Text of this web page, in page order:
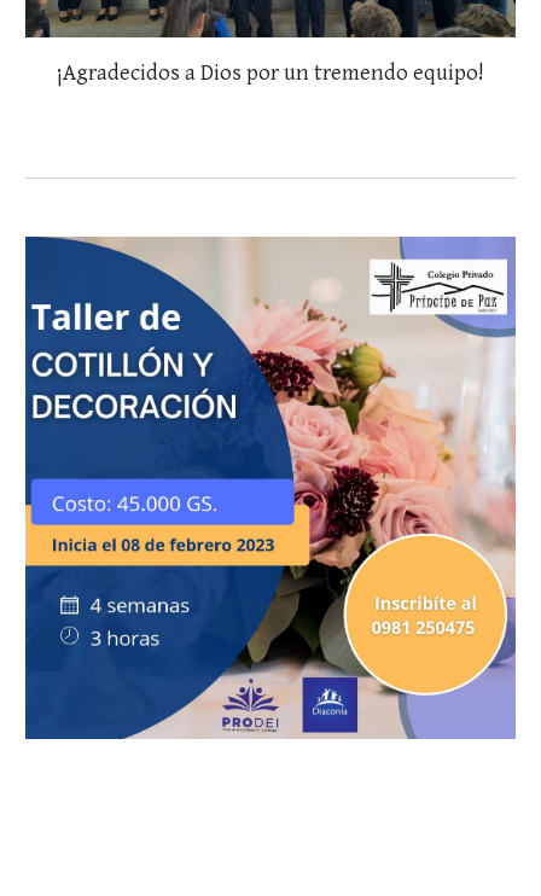
¡Agradecidos a Dios por un tremendo equipo!